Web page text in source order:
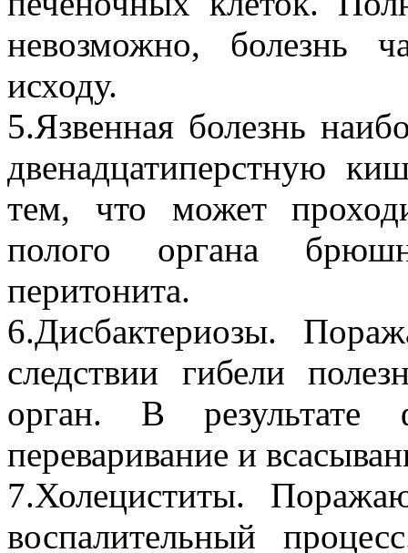
невозможно, болезнь
исходу.
5.Язвенная болезнь
двенадцатиперстную
тем, что может
полого органа
перитонита.
6.Дисбактериозы.
следствии гибели
орган. В
переваривание и
7.Холециститы.
воспалительный